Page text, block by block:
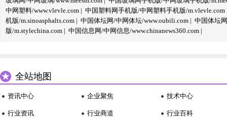
中网塑料/www.vlevle.com | 中国塑料网手机版/中网塑料手机版/m.vlevle.com
机版/m.sinoasphalts.com | 中国体坛网/中网体坛/www.oubili.com | 中国体坛
版/m.stylechina.com | 中国信息网/中网信息/www.chinanews360.com |
全站地图
资讯中心
行业资讯
企业聚焦
行业商道
技术中心
行业百科